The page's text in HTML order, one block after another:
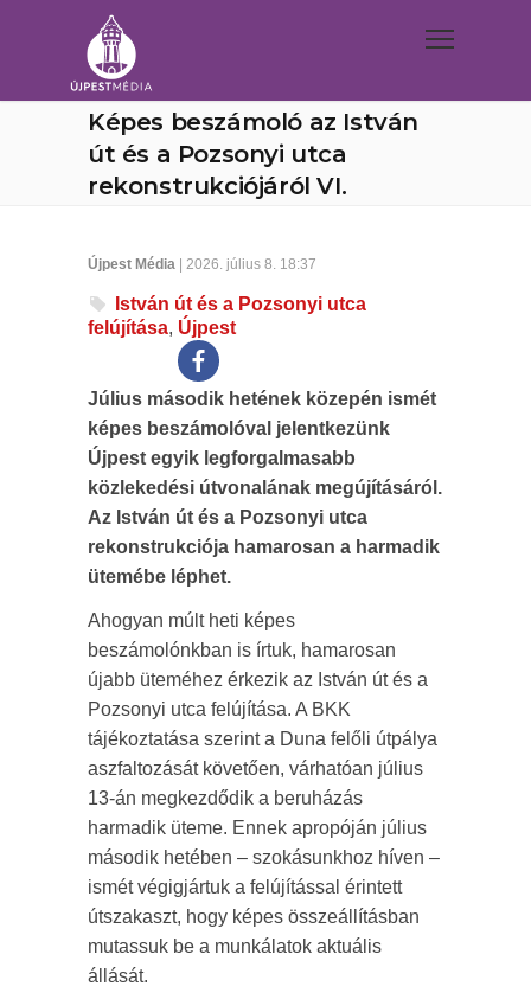
Képes beszámoló az István
út és a Pozsonyi utca
rekonstrukciójáról VI.
Újpest Média | 2026. július 8. 18:37
István út és a Pozsonyi utca
felújítása, Újpest
Július második hetének közepén ismét
képes beszámolóval jelentkezünk
Újpest egyik legforgalmasabb
közlekedési útvonalának megújításáról.
Az István út és a Pozsonyi utca
rekonstrukciója hamarosan a harmadik
ütemébe léphet.
Ahogyan múlt heti képes
beszámolónkban is írtuk, hamarosan
újabb üteméhez érkezik az István út és a
Pozsonyi utca felújítása. A BKK
tájékoztatása szerint a Duna felőli útpálya
aszfaltozását követően, várhatóan július
13-án megkezdődik a beruházás
harmadik üteme. Ennek apropóján július
második hetében – szokásunkhoz híven –
ismét végigjártuk a felújítással érintett
útszakaszt, hogy képes összeállításban
mutassuk be a munkálatok aktuális
állását.